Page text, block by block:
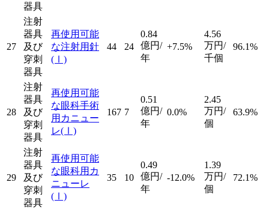
器具
27
注射
器具
及び
穿刺
器具
再使用可能
な注射用針
(Ⅰ)
44 24
0.84
億円/
年
+7.5%
4.56
万円/
千個
96.1%
28
注射
器具
及び
穿刺
器具
再使用可能
な眼科手術
用カニュー
レ(Ⅰ)
167 7
0.51
億円/
年
0.0%
2.45
万円/
個
63.9%
29
注射
器具
及び
穿刺
器具
再使用可能
な眼科用カ
ニューレ
(Ⅰ)
35 10
0.49
億円/
年
-12.0%
1.39
万円/
個
72.1%